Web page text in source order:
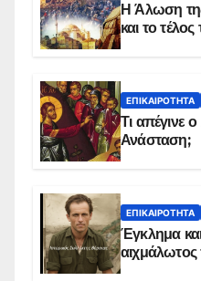
Η Άλωση
και το
ΕΠΙΚΑΙΡΌΤΗΤΑ
Τι απέγινε
Ανάσταση;
ΕΠΙΚΑΙΡΌΤΗΤΑ
Έγκλημα